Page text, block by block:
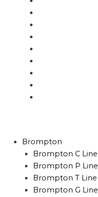
Brompton
Brompton C Line
Brompton P Line
Brompton T Line
Brompton G Line